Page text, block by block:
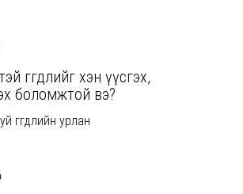
өгөгдлийг хэн үүсгэх,
боломжтой вэ?
өгөгдлийн урлан